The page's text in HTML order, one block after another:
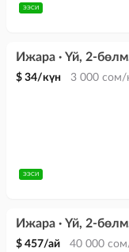
ЭЭСИ
Ижара · Үй, 2-
$ 34/күн 3 000 сом/
ЭЭСИ
Ижара · Үй, 2-
$ 457/ай 40 000